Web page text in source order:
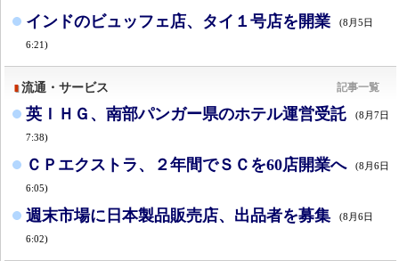
インドのビュッフェ店、タイ１号店を開業 (8月5日
6:21)
流通・サービス 記事一覧
英ＩＨＧ、南部パンガー県のホテル運営受託 (8月7日
7:38)
ＣＰエクストラ、２年間でＳＣを60店開業へ (8月6日
6:05)
週末市場に日本製品販売店、出品者を募集 (8月6日
6:02)